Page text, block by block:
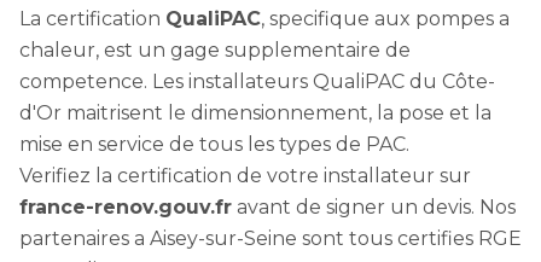
La certification QualiPAC, specifique aux pompes a
chaleur, est un gage supplementaire de
competence. Les installateurs QualiPAC du Côte-
d'Or maitrisent le dimensionnement, la pose et la
mise en service de tous les types de PAC.
Verifiez la certification de votre installateur sur
france-renov.gouv.fr avant de signer un devis. Nos
partenaires a Aisey-sur-Seine sont tous certifies RGE